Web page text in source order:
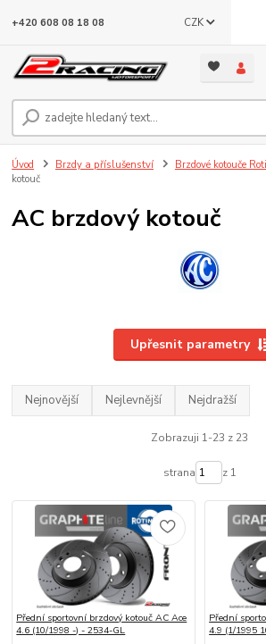
CZK
+420 608 08 18 08
Úvod Brzdy a příslušenství Brzdové kotouče
kotouč
AC brzdový kotouč
Upřesnit parametry
Nejnovější Nejlevnější Nejdražší
Zobrazuji 1-23 z 23
strana z 1
Přední sportovní brzdový kotouč AC Ace
4.6 (10/1998 -) - 2534-GL
Přední
4.9 (1/1995